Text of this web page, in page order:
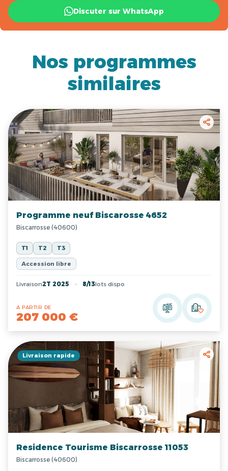
Discuter sur WhatsApp
Nos programmes
similaires
Programme neuf Biscarosse 4652
Biscarrosse (40600)
T1 T2 T3
Accession libre
Livraison2T 2025 8/13lots dispo
A PARTIR DE
207 000 €
Livraison rapide
Residence Tourisme Biscarrosse 11053
Biscarrosse (40600)